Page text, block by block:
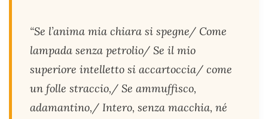
“Se l’anima mia chiara si spegne/ Come
lampada senza petrolio/ Se il mio
superiore intelletto si accartoccia/ come
un folle straccio,/ Se ammuffisco,
adamantino,/ Intero, senza macchia, né